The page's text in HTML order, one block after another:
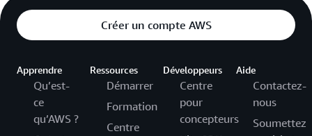
Créer un compte AWS
Apprendre
Qu’est-
ce
qu’AWS ?
Ressources
Démarrer
Formation
Centre
Développeurs
Centre
pour
concepteurs
Aide
Contactez-
nous
Soumettez